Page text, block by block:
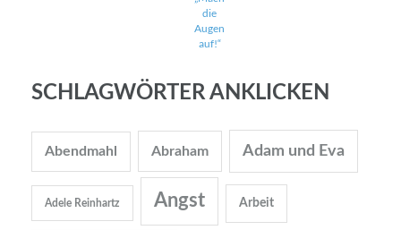
die
Augen
auf!“
SCHLAGWÖRTER ANKLICKEN
Abendmahl Abraham Adam und Eva
Adele Reinhartz Angst Arbeit